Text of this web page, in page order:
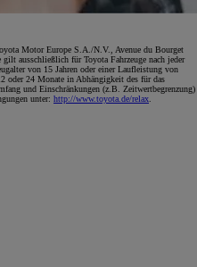
Motor Europe S.A./N.V., Avenue du Bourget
ausschließlich für Toyota Fahrzeuge nach jeder
von 15 Jahren oder einer Laufleistung von
oder 24 Monate in Abhängigkeit des für das
und Einschränkungen (z.B. Zeitwertbegrenzung)
unter: http://www.toyota.de/relax.